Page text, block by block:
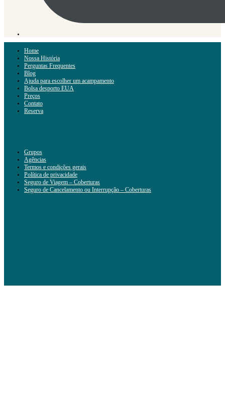
Home
Nossa História
Perguntas Frequentes
Blog
Ajuda para escolher um acampamento
Bolsa desporto EUA
Preços
Contato
Reserva
Grupos
Agências
Termos e condições gerais
Política de privacidade
Seguro de Viagem – Coberturas
Seguro de Cancelamento ou Interrupção – Coberturas